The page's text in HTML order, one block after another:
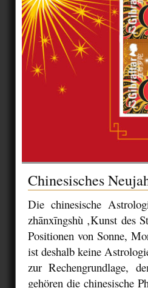
Chinesisches
Die chinesische
zhānxīngshù ‚Kunst des
Positionen von Sonne,
ist deshalb keine
zur Rechengrundlage,
gehören die chinesische